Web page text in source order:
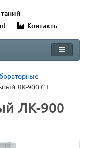
Контакты
ЛК-900 СТ
ЛК-900